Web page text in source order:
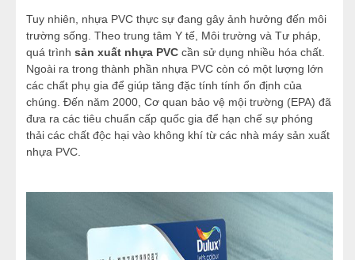
Tuy nhiên, nhựa PVC thực sự đang gây ảnh hưởng đến môi
trường sống. Theo trung tâm Y tế, Môi trường và Tư pháp,
quá trình sản xuất nhựa PVC cần sử dụng nhiều hóa chất.
Ngoài ra trong thành phần nhựa PVC còn có một lượng lớn
các chất phụ gia để giúp tăng đặc tính tính ổn định của
chúng. Đến năm 2000, Cơ quan bảo vệ mội trường (EPA) đã
đưa ra các tiêu chuẩn cấp quốc gia để hạn chế sự phóng
thải các chất độc hại vào không khí từ các nhà máy sản xuất
nhựa PVC.